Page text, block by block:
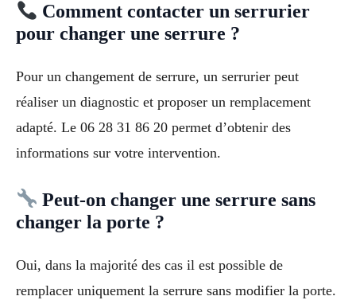
Comment contacter un serrurier
pour changer une serrure ?
Pour un changement de serrure, un serrurier peut
réaliser un diagnostic et proposer un remplacement
adapté. Le 06 28 31 86 20 permet d’obtenir des
informations sur votre intervention.
Peut-on changer une serrure sans
changer la porte ?
Oui, dans la majorité des cas il est possible de
remplacer uniquement la serrure sans modifier la porte.